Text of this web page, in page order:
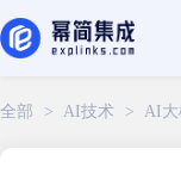
全部 > AI技术 > AI大